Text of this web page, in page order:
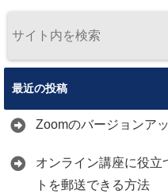
ド
最近の投稿
Zoomのバージョンア
オンライン講座に役立
トを郵送できる方法